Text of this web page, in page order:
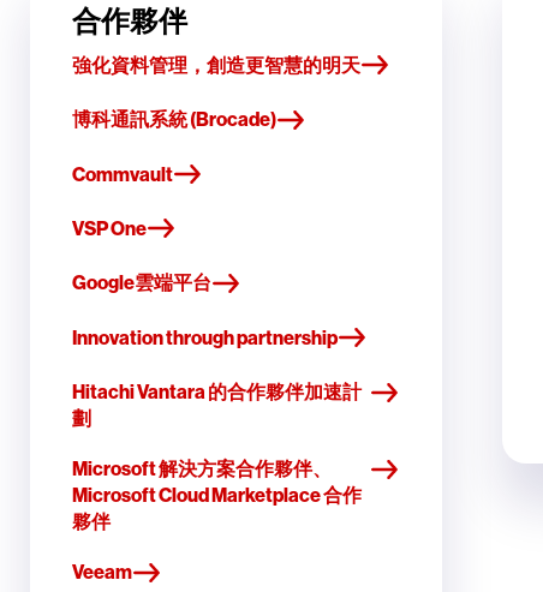
合作夥伴
強化資料管理，創造更智慧的明天
博科通訊系統 (Brocade)
Commvault
VSP One
Google雲端平台
Innovation through partnership
Hitachi Vantara 的合作夥伴加速計
劃
Microsoft 解決方案合作夥伴、
Microsoft Cloud Marketplace 合作
夥伴
Veeam